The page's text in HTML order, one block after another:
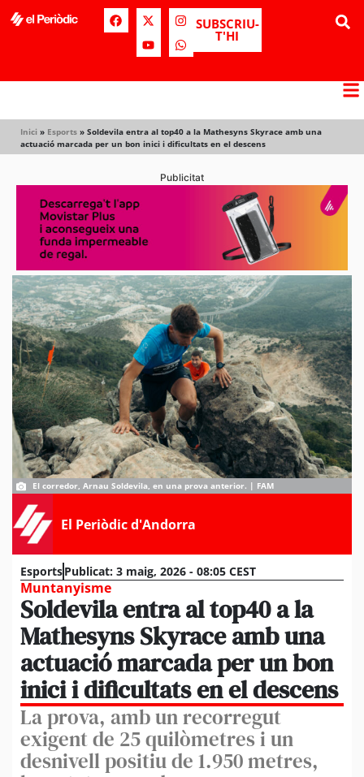
SUBSCRIU-
T'HI
Inici » Esports » Soldevila entra al top40 a la Mathesyns Skyrace amb una
actuació marcada per un bon inici i dificultats en el descens
Publicitat
El corredor, Arnau Soldevila, en una prova anterior. | FAM
El Periòdic d'Andorra
EsportsPublicat: 3 maig, 2026 - 08:05 CEST
Muntanyisme
Soldevila entra al top40 a la
Mathesyns Skyrace amb una
actuació marcada per un bon
inici i dificultats en el descens
La prova, amb un recorregut
exigent de 25 quilòmetres i un
desnivell positiu de 1.950 metres,